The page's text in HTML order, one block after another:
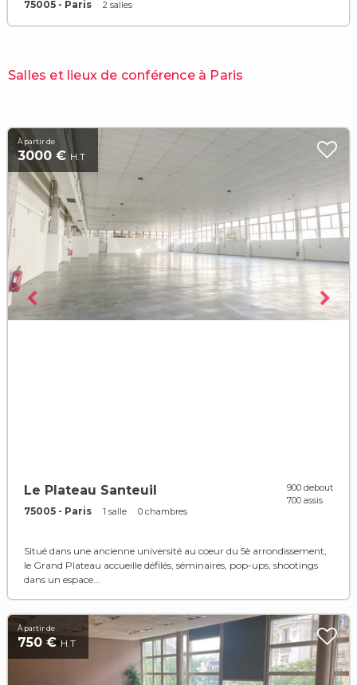
75005 - Paris 2 salles
Salles et lieux de conférence à Paris
À partir de
3000 €H.T
Le Plateau Santeuil
75005 - Paris 1 salle 0 chambres
900 debout
700 assis
Situé dans une ancienne université au coeur du 5è arrondissement,
le Grand Plateau accueille défilés, séminaires, pop-ups, shootings
dans un espace...
À partir de
750 €H.T